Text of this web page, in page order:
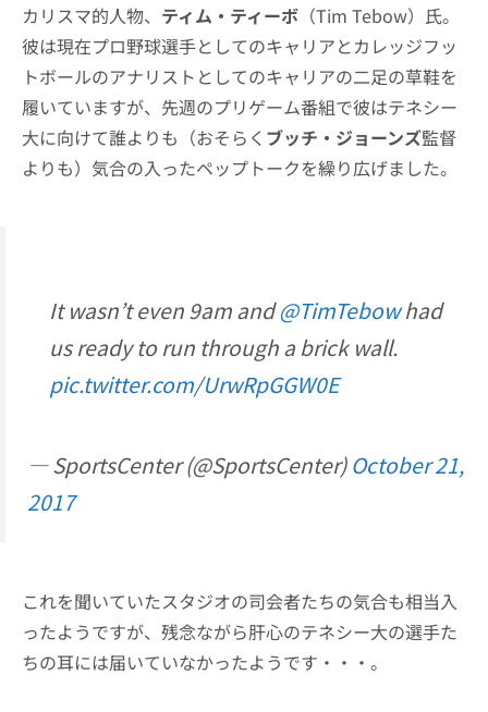
カリスマ的人物、 ティム・ティーボ （Tim Tebow）氏。
彼は現在プロ野球選手としてのキャリアとカレッジフッ
トボールのアナリストとしてのキャリアの二足の草鞋を
履いていますが、先週のプリゲーム番組で彼はテネシー
大に向けて誰よりも（おそらく ブッチ・ジョーンズ監督
よりも）気合の入ったペップトークを繰り広げました。
It wasn’t even 9am and@TimTebowhad
us ready to run through a brick wall.
pic.twitter.com/UrwRpGGW0E
— SportsCenter (@SportsCenter)October 21,
2017
これを聞いていたスタジオの司会者たちの気合も相当入
ったようですが、残念ながら肝心のテネシー大の選手た
ちの耳には届いていなかったようです・・・。